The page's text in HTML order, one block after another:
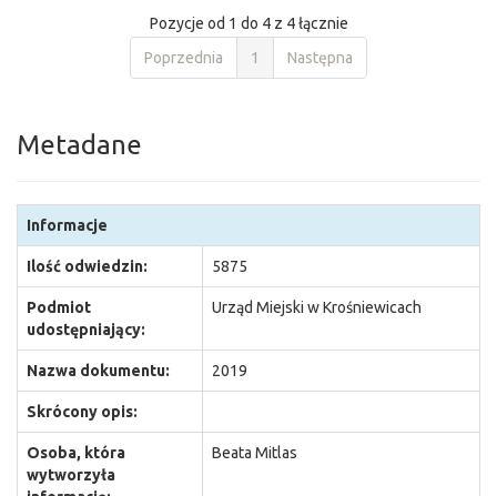
Pozycje od 1 do 4 z 4 łącznie
Poprzednia
1 Następna
Metadane
Informacje
Ilość odwiedzin: 5875
Podmiot
udostępniający:
Urząd Miejski w Krośniewicach
Nazwa dokumentu: 2019
Skrócony opis:
Osoba, która
wytworzyła
Beata Mitlas